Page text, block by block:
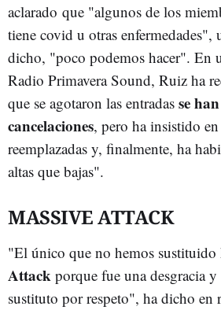
aclarado que "algunos de los
tiene covid u otras enfermedades",
dicho, "poco podemos hacer". En
Radio Primavera Sound, Ruiz ha
que se agotaron las entradas se
cancelaciones, pero ha insistido
reemplazadas y, finalmente, ha
altas que bajas".
MASSIVE ATTACK
"El único que no hemos sustituido
Attack porque fue una desgracia
sustituto por respeto", ha dicho en